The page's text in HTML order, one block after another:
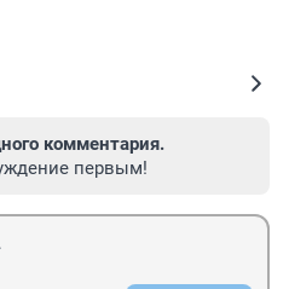
комментария.
первым!